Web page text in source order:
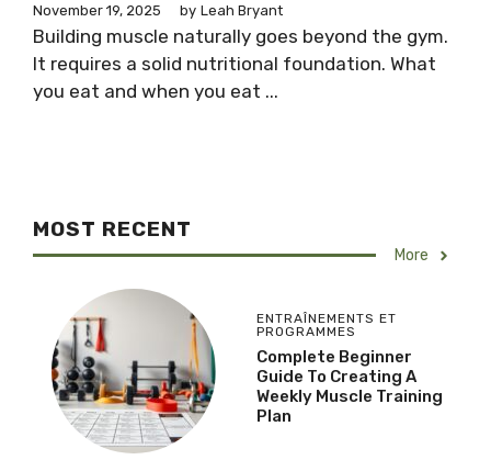
November 19, 2025 by Leah Bryant
Building muscle naturally goes beyond the gym.
It requires a solid nutritional foundation. What
you eat and when you eat ...
MOST RECENT
More
ENTRAÎNEMENTS ET
PROGRAMMES
Complete Beginner
Guide To Creating A
Weekly Muscle Training
Plan